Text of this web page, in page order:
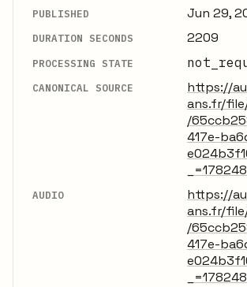
PUBLISHED Jun 29,
DURATION SECONDS 2209
PROCESSING STATE
CANONICAL SOURCE
https://
ans.fr/
/
417e-
AUDIO
https://
ans.fr/
/
417e-